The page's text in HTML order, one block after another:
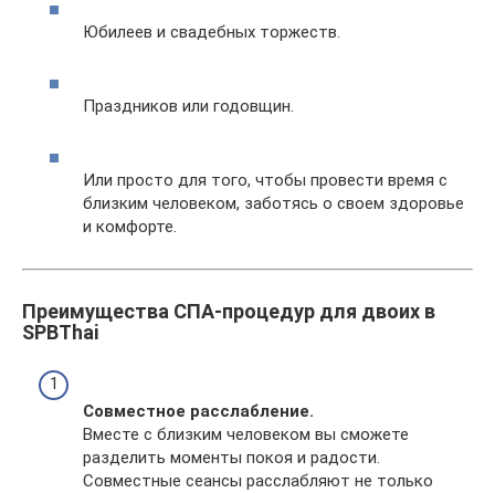
Юбилеев и свадебных торжеств.
Праздников или годовщин.
Или просто для того, чтобы провести время с
близким человеком, заботясь о своем здоровье
и комфорте.
Преимущества СПА-процедур для двоих в
SPBThai
Совместное расслабление.
Вместе с близким человеком вы сможете
разделить моменты покоя и радости.
Совместные сеансы расслабляют не только